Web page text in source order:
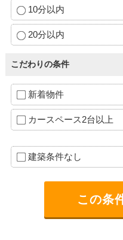
10分以内
20分以内
こだわりの条件
新着物件
カースペース2台以上
建築条件なし